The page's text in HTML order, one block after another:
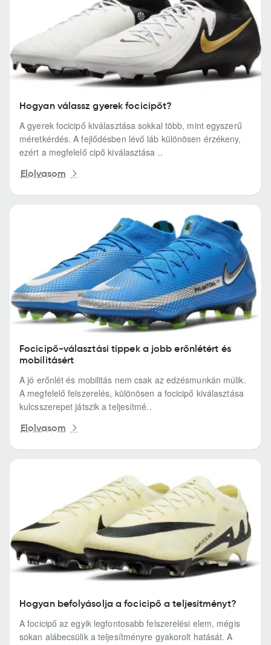
Hogyan válassz gyerek focicipőt?
A gyerek focicipő kiválasztása sokkal több, mint egyszerű
méretkérdés. A fejlődésben lévő láb különösen érzékeny,
ezért a megfelelő cipő kiválasztása ..
Elolvasom
Focicipő-választási tippek a jobb erőnlétért és
mobilitásért
A jó erőnlét és mobilitás nem csak az edzésmunkán múlik.
A megfelelő felszerelés, különösen a focicipő kiválasztása
kulcsszerepet játszik a teljesítmé..
Elolvasom
Hogyan befolyásolja a focicipő a teljesítményt?
A focicipő az egyik legfontosabb felszerelési elem, mégis
sokan alábecsülik a teljesítményre gyakorolt hatását. A